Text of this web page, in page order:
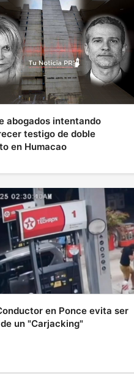
abogados intentando
testigo de doble
en Humacao
en Ponce evita ser
un "Carjacking"